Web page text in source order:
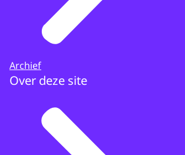
Archief
Over deze site